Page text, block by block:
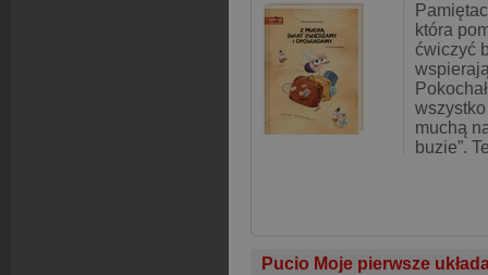
która
ćwiczyć
muchą
buzie”.
Pucio Moje pierwsze